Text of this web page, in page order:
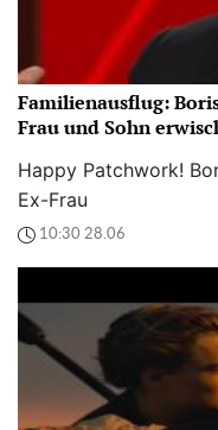
Familienausflug:
Frau und Sohn
Happy Patchwork!
Ex-Frau
10:30 28.06